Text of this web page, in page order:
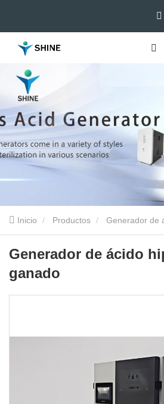
Inicio Productos Generador de
Generador hipocloroso para ganado
hipocloroso para ganado
Generador de ácido
ganado